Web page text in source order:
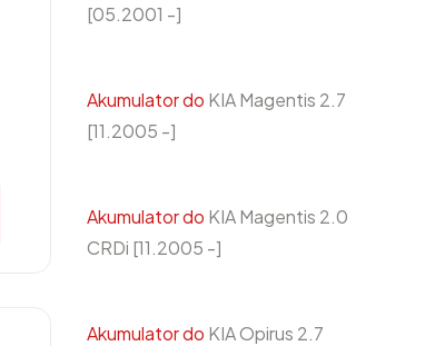
[05.2001 -]
Akumulator do KIA Magentis 2.7
[11.2005 -]
Akumulator do KIA Magentis 2.0
CRDi [11.2005 -]
Akumulator do KIA Opirus 2.7